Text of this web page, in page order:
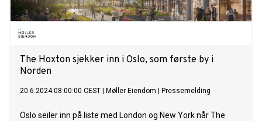
The Hoxton sjekker inn i Oslo, som første by i
Norden
20.6.2024 08:00:00 CEST Møller Eiendom Pressemelding
Oslo seiler inn på liste med London og New York når The